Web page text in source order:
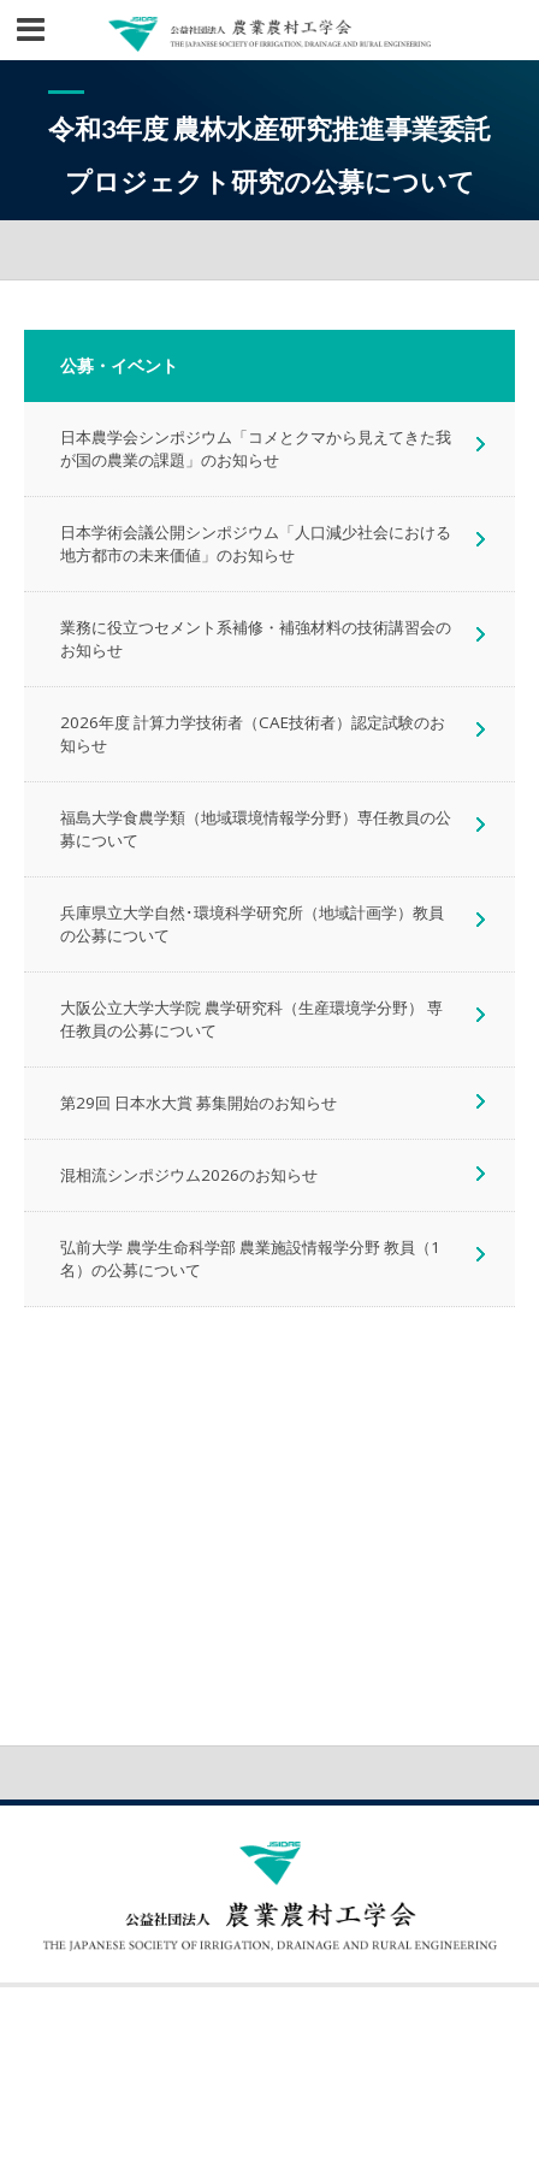
令和3年度 農林水産研究推進事業委託
プロジェクト研究の公募について
公募・イベント
日本農学会シンポジウム「コメとクマから見えてきた我
が国の農業の課題」のお知らせ
日本学術会議公開シンポジウム「人口減少社会における
地方都市の未来価値」のお知らせ
業務に役立つセメント系補修・補強材料の技術講習会の
お知らせ
2026年度 計算力学技術者（CAE技術者）認定試験のお
知らせ
福島大学食農学類（地域環境情報学分野）専任教員の公
募について
兵庫県立大学自然･環境科学研究所（地域計画学）教員
の公募について
大阪公立大学大学院 農学研究科（生産環境学分野） 専
任教員の公募について
第29回 日本水大賞 募集開始のお知らせ
混相流シンポジウム2026のお知らせ
弘前大学 農学生命科学部 農業施設情報学分野 教員（1
名）の公募について